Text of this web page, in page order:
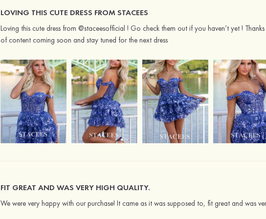
LOVING THIS CUTE DRESS FROM STACEES
Loving this cute dress from @staceesofficial ! Go check them out if you haven’t yet !
of content coming soon and stay tuned for the next dress
FIT GREAT AND WAS VERY HIGH QUALITY.
We were very happy with our purchase! It came as it was supposed to, fit great and was